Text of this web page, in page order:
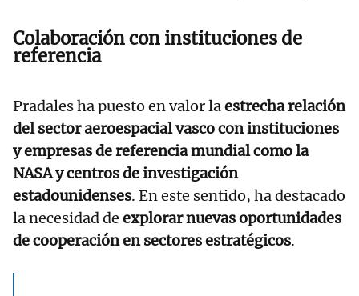
Colaboración con instituciones de
referencia
Pradales ha puesto en valor laestrecha relación
del sector aeroespacial vasco con instituciones
y empresas de referencia mundial como la
NASA y centros de investigación
estadounidenses. En este sentido, ha destacado
la necesidad de explorar nuevas oportunidades
de cooperación en sectores estratégicos.